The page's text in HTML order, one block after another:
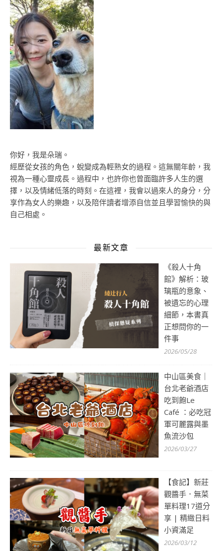
你好，我是朵瑞。
經歷從女孩的角色，蛻變成為輕熟女的過程。這無關年齡，我
視為一種心靈成長。過程中，也許你也曾面臨許多人生的選
擇，以及情緒低落的時刻。在這裡，我會以過來人的身分，分
享作為女人的樂趣，以及陪伴讀者增添自信並且學習愉快的與
自己相處。
最新文章
《殺人十角
館》解析：玻
璃瓶的意象、
被遺忘的心理
細節，本書真
正想問你的一
件事
2026/05/28
中山區美食｜
台北老爺酒店
吃到飽Le
Café ：必吃冠
軍可麗露與墨
魚流沙包
2026/03/27
【食記】新莊
觀醬手．無菜
單料理17道分
享 | 精緻日料
小資滿足
2026/03/12